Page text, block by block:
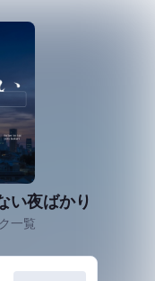
い夜ばかり
一覧